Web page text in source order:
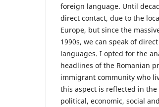
foreign language. Until
direct contact, due to the
Europe, but since the
1990s, we can speak of
languages. I opted for the
headlines of the Romanian
immigrant community who
this aspect is reflected in
political, economic, social